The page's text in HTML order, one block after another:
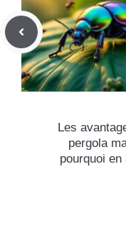
Les
pergola
pourquoi